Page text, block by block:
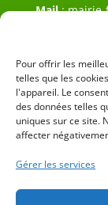
Pour offrir les
telles que les
l'appareil. Le
des données telles
uniques sur ce site.
affecter
Gérer les services
Mail:mairie-
20212